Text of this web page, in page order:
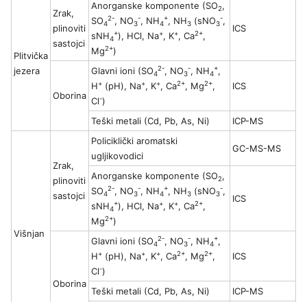
Plitvička
jezera
Zrak,
plinoviti
sastojci
Anorganske komponente (SO2,
SO4
2-, NO3
-, NH4
+, NH3 (sNO3
-,
sNH4
+), HCl, Na+, K+, Ca2+,
Mg2+)
ICS
Oborina
Glavni ioni (SO4
2-, NO3
-, NH4
+,
H+ (pH), Na+, K+, Ca2+, Mg2+,
Cl-)
ICS
Teški metali (Cd, Pb, As, Ni) ICP-MS
Višnjan
Zrak,
plinoviti
sastojci
Policiklički aromatski
ugljikovodici
GC-MS-MS
Anorganske komponente (SO2,
SO4
2-, NO3
-, NH4
+, NH3 (sNO3
-,
sNH4
+), HCl, Na+, K+, Ca2+,
Mg2+)
ICS
Oborina
Glavni ioni (SO4
2-, NO3
-, NH4
+,
H+ (pH), Na+, K+, Ca2+, Mg2+,
Cl-)
ICS
Teški metali (Cd, Pb, As, Ni)
ICP-MS